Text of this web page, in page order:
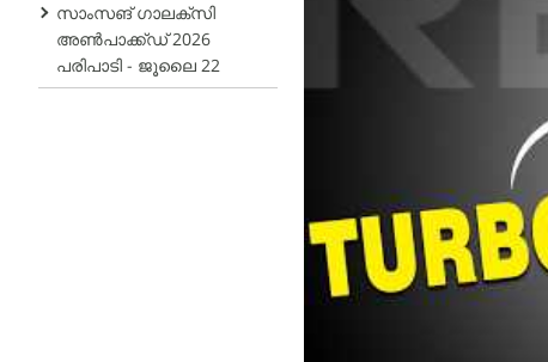
സാംസങ് ഗാലക്‌സി
അൺപാക്ക്ഡ് 2026
പരിപാടി - ജൂലൈ 22